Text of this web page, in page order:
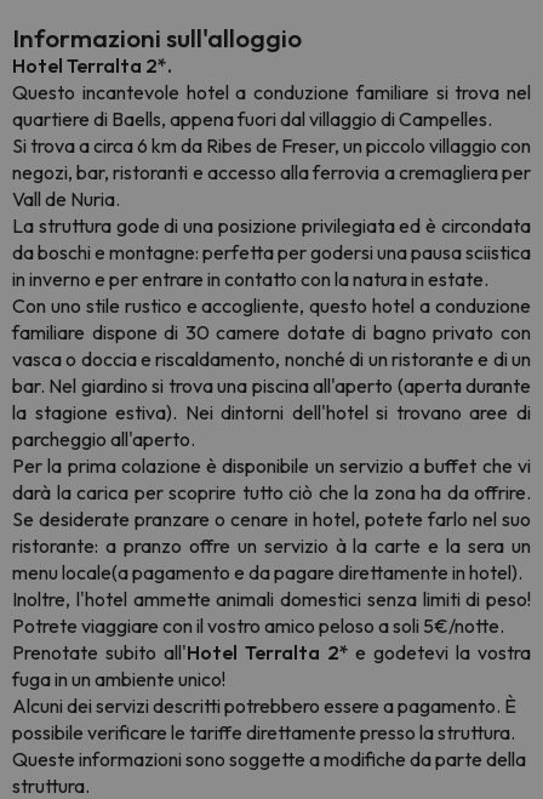
Informazioni sull'alloggio
Hotel Terralta 2*.
Questo incantevole hotel a conduzione familiare si trova nel
quartiere di Baells, appena fuori dal villaggio di Campelles.
Si trova a circa 6 km da Ribes de Freser, un piccolo villaggio con
negozi, bar, ristoranti e accesso alla ferrovia a cremagliera per
Vall de Nuria.
La struttura gode di una posizione privilegiata ed è circondata
da boschi e montagne: perfetta per godersi una pausa sciistica
in inverno e per entrare in contatto con la natura in estate.
Con uno stile rustico e accogliente, questo hotel a conduzione
familiare dispone di 30 camere dotate di bagno privato con
vasca o doccia e riscaldamento, nonché di un ristorante e di un
bar. Nel giardino si trova una piscina all'aperto (aperta durante
la stagione estiva). Nei dintorni dell'hotel si trovano aree di
parcheggio all'aperto.
Per la prima colazione è disponibile un servizio a buffet che vi
darà la carica per scoprire tutto ciò che la zona ha da offrire.
Se desiderate pranzare o cenare in hotel, potete farlo nel suo
ristorante: a pranzo offre un servizio à la carte e la sera un
menu locale(a pagamento e da pagare direttamente in hotel).
Inoltre, l'hotel ammette animali domestici senza limiti di peso!
Potrete viaggiare con il vostro amico peloso a soli 5€/notte.
Prenotate subito all'Hotel Terralta 2*e godetevi la vostra
fuga in un ambiente unico!
Alcuni dei servizi descritti potrebbero essere a pagamento. È
possibile verificare le tariffe direttamente presso la struttura.
Queste informazioni sono soggette a modifiche da parte della
struttura.